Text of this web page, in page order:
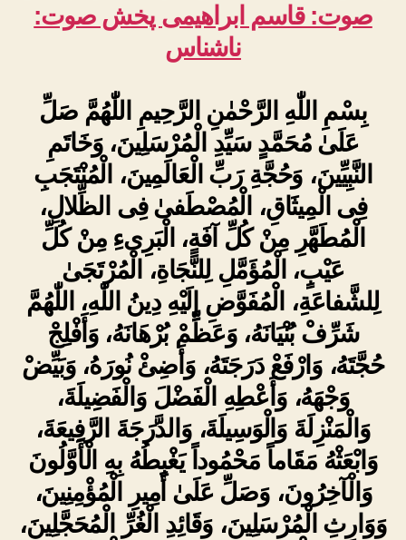
صوت: قاسم ابراهیمی پخش صوت:
ناشناس
بِسْمِ اللّٰهِ الرَّحْمٰنِ الرَّحِيمِ اللّٰهُمَّ صَلِّ
عَلَىٰ مُحَمَّدٍ سَيِّدِ الْمُرْسَلِينَ، وَخَاتَمِ
النَّبِيِّينَ، وَحُجَّةِ رَبِّ الْعَالَمِينَ، الْمُنْتَجَبِ
فِى الْمِيثَاقِ، الْمُصْطَفىٰ فِى الظِّلالِ،
الْمُطَهَّرِ مِنْ كُلِّ آفَةٍ، الْبَرِىءِ مِنْ كُلِّ
عَيْبٍ، الْمُؤَمَّلِ لِلنَّجَاةِ، الْمُرْتَجَىٰ
لِلشَّفاعَةِ، الْمُفَوَّضِ إِلَيْهِ دِينُ اللّٰهِ، اللّٰهُمَّ
شَرِّفْ بُنْيَانَهُ، وَعَظِّمْ بُرْهَانَهُ، وَأَفْلِجْ
حُجَّتَهُ، وَارْفَعْ دَرَجَتَهُ، وَأَضِئْ نُورَهُ، وَبَيِّضْ
وَجْهَهُ، وَأَعْطِهِ الْفَضْلَ وَالْفَضِيلَةَ،
وَالْمَنْزِلَةَ وَالْوَسِيلَةَ، وَالدَّرَجَةَ الرَّفِيعَةَ،
وَابْعَثْهُ مَقَاماً مَحْمُوداً يَغْبِطُهُ بِهِ الْأَوَّلُونَ
وَالْآخِرُونَ، وَصَلِّ عَلَىٰ أَمِيرِ الْمُؤْمِنِينَ،
وَوَارِثِ الْمُرْسَلِينَ، وَقَائِدِ الْغُرِّ الْمُحَجَّلِينَ،